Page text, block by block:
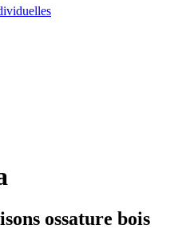
ossature bois